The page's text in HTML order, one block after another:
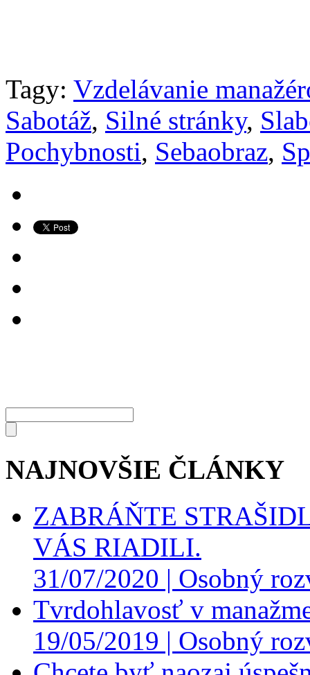
Tagy: Vzdelávanie
Sabotáž, Silné stránky,
Pochybnosti, Sebaobraz,
NAJNOVŠIE ČLÁNKY
ZABRÁŇTE
VÁS RIADILI.
31/07/2020 | Osobný
Tvrdohlavosť v
19/05/2019 | Osobný